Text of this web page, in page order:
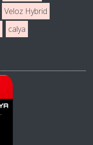
Veloz Hybrid
calya